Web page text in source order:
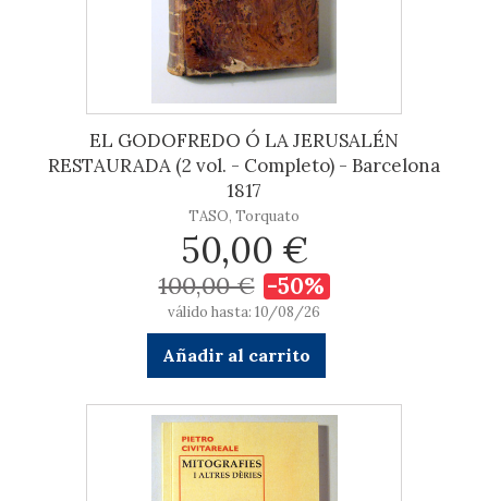
EL GODOFREDO Ó LA JERUSALÉN
RESTAURADA (2 vol. - Completo) - Barcelona
1817
TASO, Torquato
50,00 €
100,00 € -50%
válido hasta: 10/08/26
Añadir al carrito